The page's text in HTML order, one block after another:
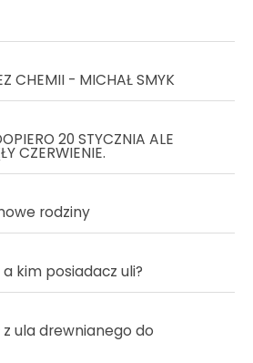
CHEMII - MICHAŁ SMYK
20 STYCZNIA ALE
CZERWIENIE.
rodziny
kim posiadacz uli?
z ula drewnianego do